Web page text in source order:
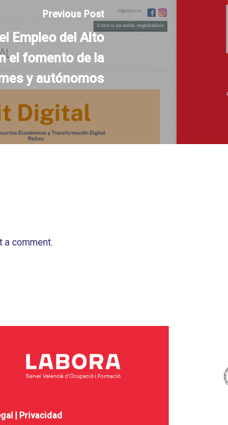
Previous Post
Empleo del Alto
el fomento de la
y autónomos
a comment.
Privacidad